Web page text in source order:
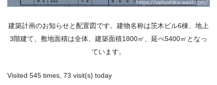
建築計画のお知らせと配置図です。建物名称は茨木ビル6棟、地上
3階建て、敷地面積は全体、建築面積1800㎡、延べ5400㎡となっ
ています。
Visited 545 times, 73 visit(s) today